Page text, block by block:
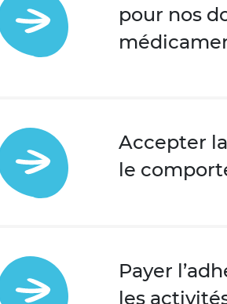
pour nos
Accepter
le
Payer
les